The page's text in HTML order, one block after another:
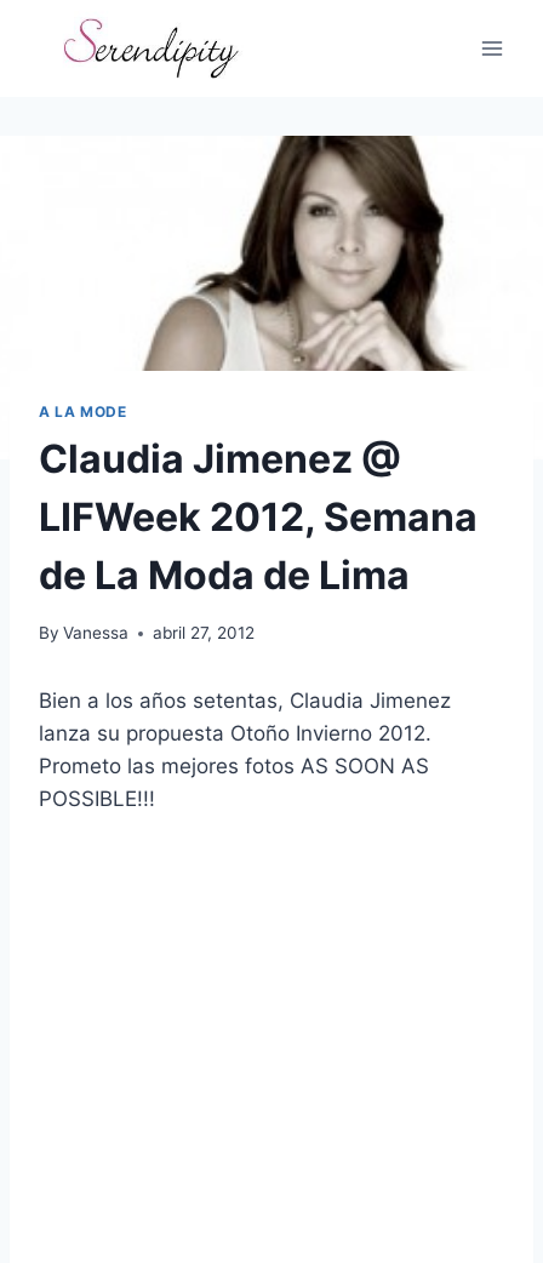
A LA MODE
Claudia Jimenez @
LIFWeek 2012, Semana
de La Moda de Lima
By Vanessa abril 27, 2012
Bien a los años setentas, Claudia Jimenez
lanza su propuesta Otoño Invierno 2012.
Prometo las mejores fotos AS SOON AS
POSSIBLE!!!